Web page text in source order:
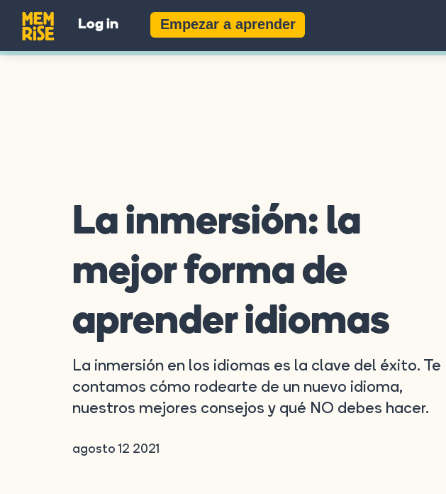
Log in Empezar a aprender
La inmersión: la
mejor forma de
aprender idiomas
La inmersión en los idiomas es la clave del éxito. Te
contamos cómo rodearte de un nuevo idioma,
nuestros mejores consejos y qué NO debes hacer.
agosto 12 2021